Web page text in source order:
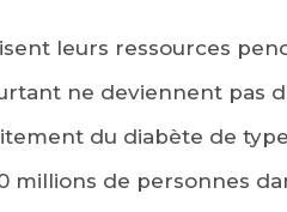
leurs ressources
ne deviennent pas
du diabète de
millions de personnes